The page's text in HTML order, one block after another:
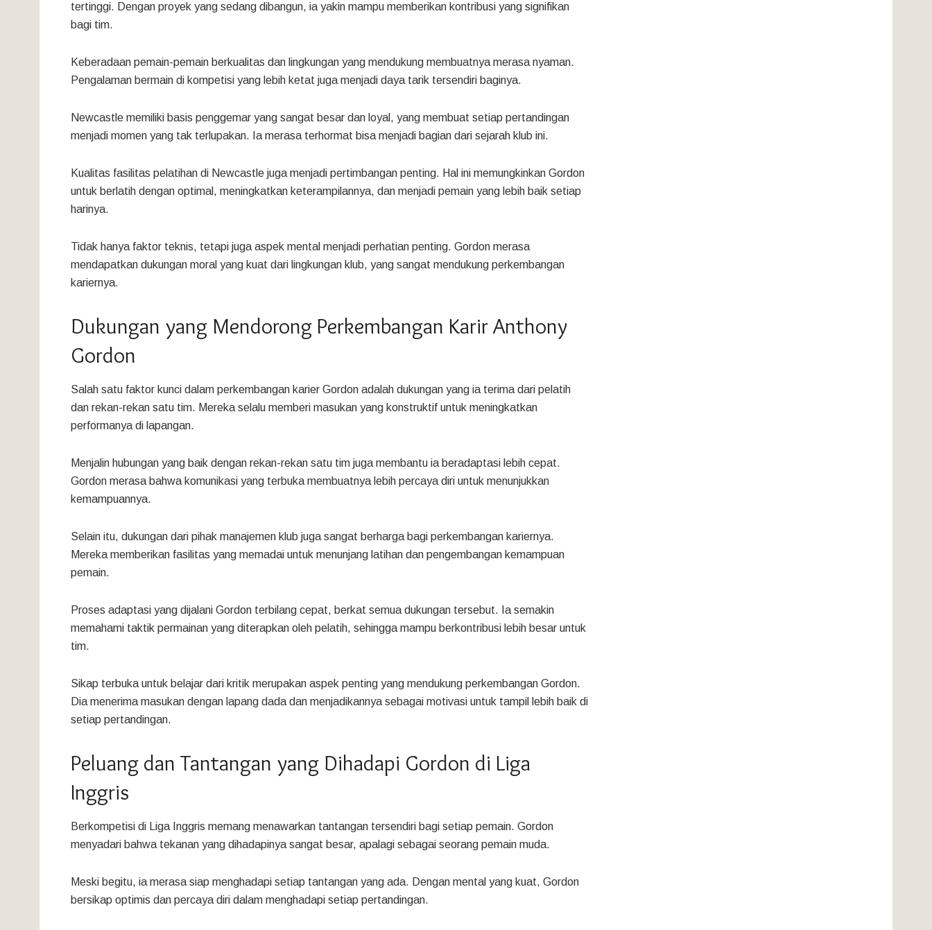
tertinggi. Dengan proyek yang sedang dibangun, ia yakin mampu memberikan kontribusi yang signifikan
bagi tim.
Keberadaan pemain-pemain berkualitas dan lingkungan yang mendukung membuatnya merasa nyaman.
Pengalaman bermain di kompetisi yang lebih ketat juga menjadi daya tarik tersendiri baginya.
Newcastle memiliki basis penggemar yang sangat besar dan loyal, yang membuat setiap pertandingan
menjadi momen yang tak terlupakan. Ia merasa terhormat bisa menjadi bagian dari sejarah klub ini.
Kualitas fasilitas pelatihan di Newcastle juga menjadi pertimbangan penting. Hal ini memungkinkan Gordon
untuk berlatih dengan optimal, meningkatkan keterampilannya, dan menjadi pemain yang lebih baik setiap
harinya.
Tidak hanya faktor teknis, tetapi juga aspek mental menjadi perhatian penting. Gordon merasa
mendapatkan dukungan moral yang kuat dari lingkungan klub, yang sangat mendukung perkembangan
kariernya.
Dukungan yang Mendorong Perkembangan Karir Anthony
Gordon
Salah satu faktor kunci dalam perkembangan karier Gordon adalah dukungan yang ia terima dari pelatih
dan rekan-rekan satu tim. Mereka selalu memberi masukan yang konstruktif untuk meningkatkan
performanya di lapangan.
Menjalin hubungan yang baik dengan rekan-rekan satu tim juga membantu ia beradaptasi lebih cepat.
Gordon merasa bahwa komunikasi yang terbuka membuatnya lebih percaya diri untuk menunjukkan
kemampuannya.
Selain itu, dukungan dari pihak manajemen klub juga sangat berharga bagi perkembangan kariernya.
Mereka memberikan fasilitas yang memadai untuk menunjang latihan dan pengembangan kemampuan
pemain.
Proses adaptasi yang dijalani Gordon terbilang cepat, berkat semua dukungan tersebut. Ia semakin
memahami taktik permainan yang diterapkan oleh pelatih, sehingga mampu berkontribusi lebih besar untuk
tim.
Sikap terbuka untuk belajar dari kritik merupakan aspek penting yang mendukung perkembangan Gordon.
Dia menerima masukan dengan lapang dada dan menjadikannya sebagai motivasi untuk tampil lebih baik di
setiap pertandingan.
Peluang dan Tantangan yang Dihadapi Gordon di Liga
Inggris
Berkompetisi di Liga Inggris memang menawarkan tantangan tersendiri bagi setiap pemain. Gordon
menyadari bahwa tekanan yang dihadapinya sangat besar, apalagi sebagai seorang pemain muda.
Meski begitu, ia merasa siap menghadapi setiap tantangan yang ada. Dengan mental yang kuat, Gordon
bersikap optimis dan percaya diri dalam menghadapi setiap pertandingan.